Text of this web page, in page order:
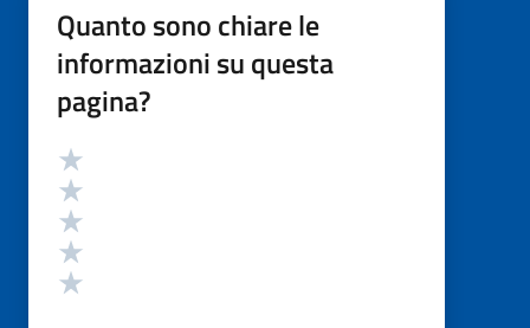
Quanto sono chiare le
informazioni su questa
pagina?
Valutazione